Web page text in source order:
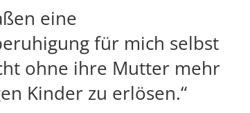
eine
für mich selbst
ohne ihre Mutter mehr
Kinder zu erlösen.“